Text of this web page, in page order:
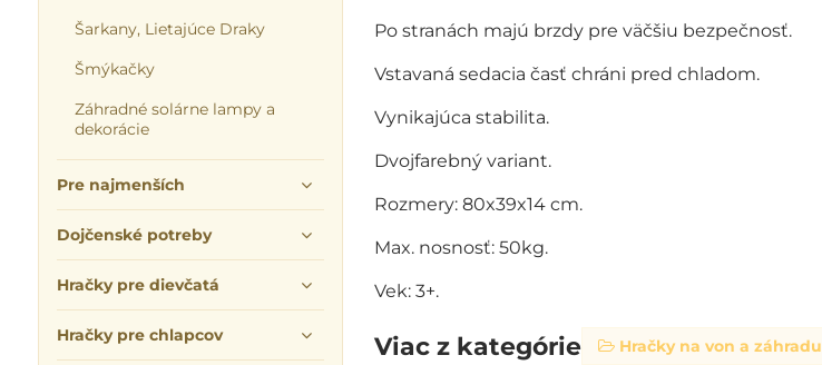
Po stranách majú brzdy pre väčšiu bezpečnosť.
Vstavaná sedacia časť chráni pred chladom.
Vynikajúca stabilita.
Dvojfarebný variant.
Rozmery: 80x39x14 cm.
Max. nosnosť: 50kg.
Vek: 3+.
Viac z kategórie Hračky na von a záhradu
Šarkany, Lietajúce Draky
Šmýkačky
Záhradné solárne lampy a
dekorácie
Pre najmenších
Dojčenské potreby
Hračky pre dievčatá
Hračky pre chlapcov